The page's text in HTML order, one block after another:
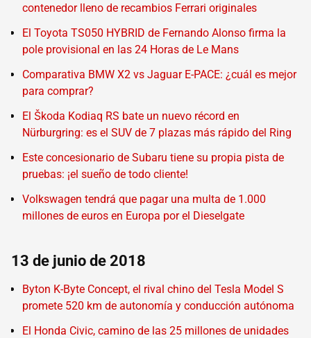
contenedor lleno de recambios Ferrari originales
El Toyota TS050 HYBRID de Fernando Alonso firma la
pole provisional en las 24 Horas de Le Mans
Comparativa BMW X2 vs Jaguar E-PACE: ¿cuál es mejor
para comprar?
El Škoda Kodiaq RS bate un nuevo récord en
Nürburgring: es el SUV de 7 plazas más rápido del Ring
Este concesionario de Subaru tiene su propia pista de
pruebas: ¡el sueño de todo cliente!
Volkswagen tendrá que pagar una multa de 1.000
millones de euros en Europa por el Dieselgate
13 de junio de 2018
Byton K-Byte Concept, el rival chino del Tesla Model S
promete 520 km de autonomía y conducción autónoma
El Honda Civic, camino de las 25 millones de unidades